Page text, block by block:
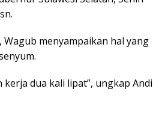
menyampaikan hal yang
dua kali lipat”, ungkap Andi